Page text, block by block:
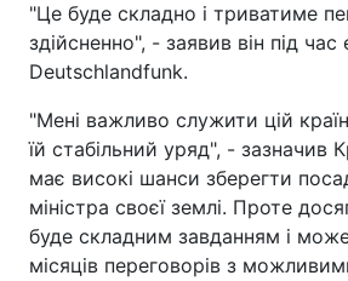
"Це буде складно і триватиме
здійсненно", - заявив він під час
Deutschlandfunk.
"Мені важливо служити цій
їй стабільний уряд", - зазначив
має високі шанси зберегти
міністра своєї землі. Проте
буде складним завданням і
місяців переговорів з